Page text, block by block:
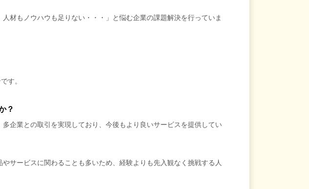
材もノウハウも足りない・・・」と悩む企業の課題解決を行っていま
す。
？
企業との取引を実現しており、今後もより良いサービスを提供してい
サービスに関わることも多いため、経験よりも先入観なく挑戦する人